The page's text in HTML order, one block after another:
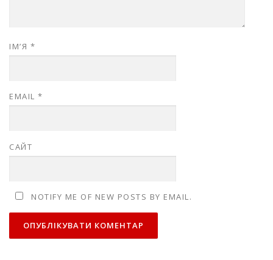
ІМ’Я *
EMAIL *
САЙТ
NOTIFY ME OF NEW POSTS BY EMAIL.